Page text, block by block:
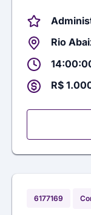
Rio
R$
6177169